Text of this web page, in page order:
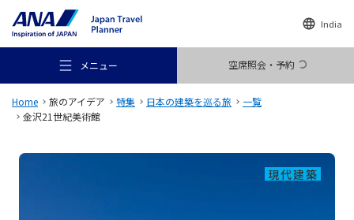
India
メニュー 空席照会・予約
Home 旅のアイデア 特集 日本の建築を巡る旅
一覧
金沢21世紀美術館
現代建築